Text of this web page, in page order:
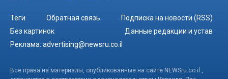
Теги Обратная связь
Подписка на новости (RSS)
Без картинок
Данные редакции и устав
Реклама: advertising@newsru.co.il
Все права на материалы, опубликованные на сайте NEWSru.co.il ,